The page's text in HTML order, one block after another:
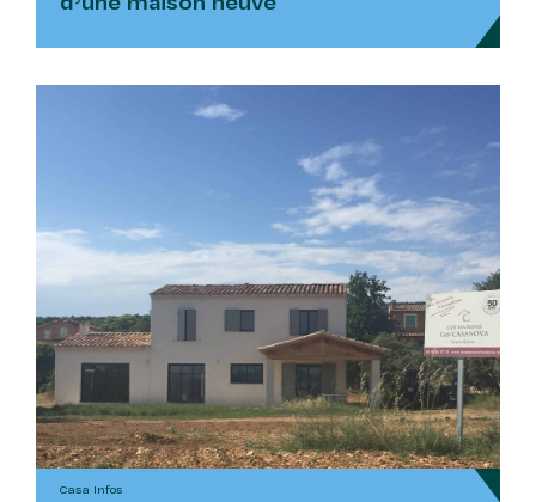
Casa Infos